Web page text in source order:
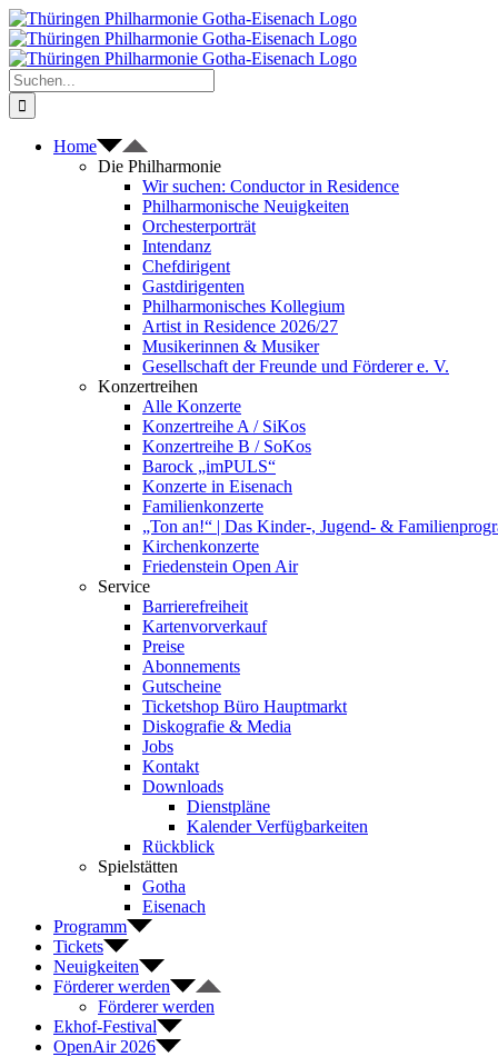
Zum
Inhalt
springen
Suche
nach:
Home
Die Philharmonie
Wir suchen: Conductor in Residence
Philharmonische Neuigkeiten
Orchesterporträt
Intendanz
Chefdirigent
Gastdirigenten
Philharmonisches Kollegium
Artist in Residence 2026/27
Musikerinnen & Musiker
Gesellschaft der Freunde und Förderer e. V.
Konzertreihen
Alle Konzerte
Konzertreihe A / SiKos
Konzertreihe B / SoKos
Barock „imPULS“
Konzerte in Eisenach
Familienkonzerte
„Ton an!“ | Das Kinder-, Jugend- &
Kirchenkonzerte
Friedenstein Open Air
Service
Barrierefreiheit
Kartenvorverkauf
Preise
Abonnements
Gutscheine
Ticketshop Büro Hauptmarkt
Diskografie & Media
Jobs
Kontakt
Downloads
Dienstpläne
Kalender Verfügbarkeiten
Rückblick
Spielstätten
Gotha
Eisenach
Programm
Tickets
Neuigkeiten
Förderer werden
Förderer werden
Ekhof-Festival
OpenAir 2026